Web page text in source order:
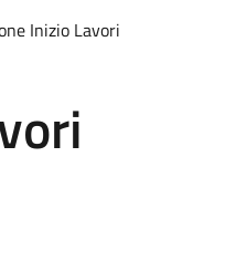
Inizio Lavori